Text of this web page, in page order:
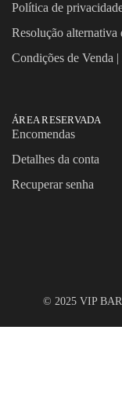
Política de
Resolução alternativa
Condições de Venda
ÁREA RESERVADA
Encomendas
Detalhes da conta
Recuperar senha
© 2025 VIP